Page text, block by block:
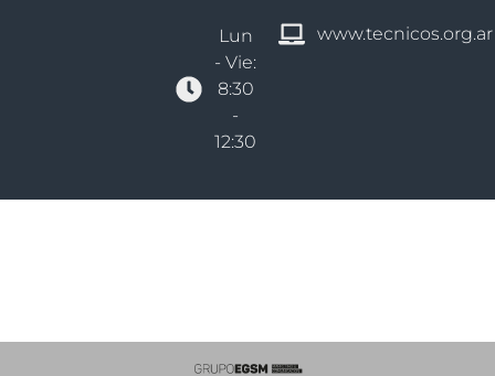
Lun
- Vie:
8:30
-
12:30
www.tecnicos.org.ar